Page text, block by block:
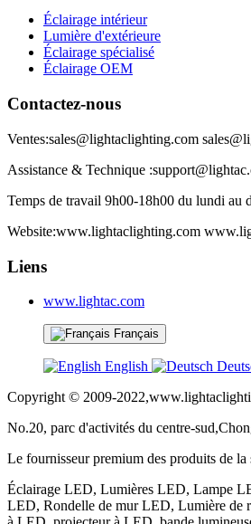
Éclairage intérieur
Lumière d'extérieure
Éclairage spécialisé
Éclairage OEM
Contactez-nous
Ventes:sales@lightaclighting.com
Assistance & Technique
Temps de travail 9h00-18h00 du lundi au
Website:www.lightaclighting.com
Liens
www.lightac.com
Français
English
Copyright © 2009-
No.20, parc d'activités du centre-
Le fournisseur premium des produits de la
Éclairage LED, Lumières LED, Lampe
LED, Rondelle de mur LED, Lumière de